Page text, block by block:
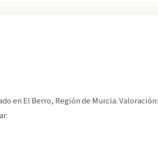
en El Berro, Región de Murcia. Valoración: